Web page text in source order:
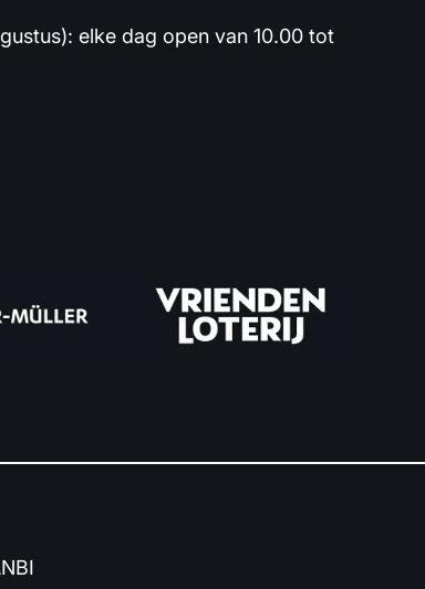
elke dag open van 10.00 tot